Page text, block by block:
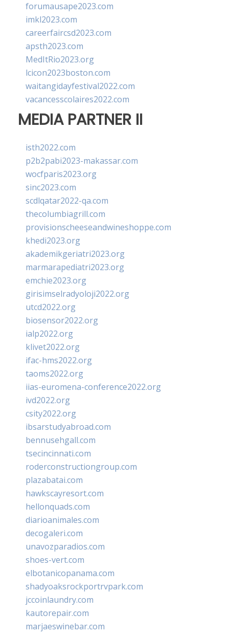
forumausape2023.com
imkl2023.com
careerfaircsd2023.com
apsth2023.com
MedItRio2023.org
lcicon2023boston.com
waitangidayfestival2022.com
vacancesscolaires2022.com
MEDIA PARTNER II
isth2022.com
p2b2pabi2023-makassar.com
wocfparis2023.org
sinc2023.com
scdlqatar2022-qa.com
thecolumbiagrill.com
provisionscheeseandwineshoppe.com
khedi2023.org
akademikgeriatri2023.org
marmarapediatri2023.org
emchie2023.org
girisimselradyoloji2022.org
utcd2022.org
biosensor2022.org
ialp2022.org
klivet2022.org
ifac-hms2022.org
taoms2022.org
iias-euromena-conference2022.org
ivd2022.org
csity2022.org
ibsarstudyabroad.com
bennusehgall.com
tsecincinnati.com
roderconstructiongroup.com
plazabatai.com
hawkscayresort.com
hellonquads.com
diarioanimales.com
decogaleri.com
unavozparadios.com
shoes-vert.com
elbotanicopanama.com
shadyoaksrockportrvpark.com
jccoinlaundry.com
kautorepair.com
marjaeswinebar.com